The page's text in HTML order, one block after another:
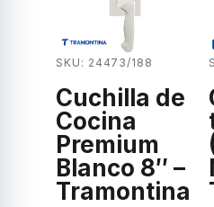
SKU: 24473/188
Cuchilla de
Cocina
Premium
Blanco 8″ –
Tramontina